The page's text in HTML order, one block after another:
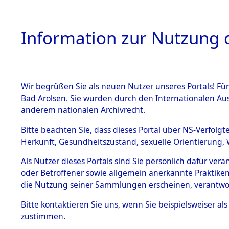
HOME
BESTÄNDE
Inhaftierungsdoku
mente
1.2.9 Beim ITS
verwahrte
1.2.9.1
Effekten aus
0020
Information zur Nutzung
Wir begrüßen Sie als neuen Nutzer unseres Portals!
Bad Arolsen. Sie wurden durch den Internationalen
anderem nationalen Archivrecht.
Bitte beachten Sie, dass dieses Portal über NS-
Herkunft, Gesundheitszustand, sexuelle
Als Nutzer dieses Portals sind Sie persönlich dafür
oder Betroffener sowie allgemein anerkannte
die Nutzung seiner Sammlungen erscheinen,
Bitte kontaktieren Sie uns, wenn Sie beispielsweiser
zustimmen.